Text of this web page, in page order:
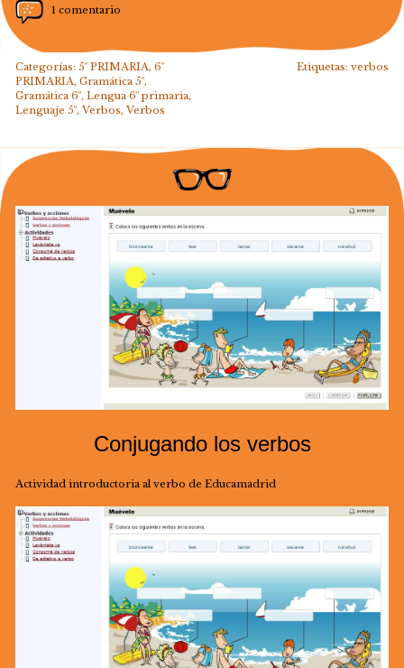
1 comentario
Categorías: 5º PRIMARIA, 6º
PRIMARIA, Gramática 5º,
Gramática 6º, Lengua 6º primaria,
Lenguaje 5º, Verbos, Verbos
Etiquetas:verbos
Conjugando los verbos
Actividad introductoria al verbo de Educamadrid